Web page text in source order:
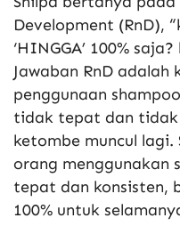
Development (RnD),
‘HINGGA’ 100%
Jawaban RnD
penggunaan
tidak tepat dan tidak
ketombe muncul
orang menggunakan
tepat dan konsisten,
100% untuk